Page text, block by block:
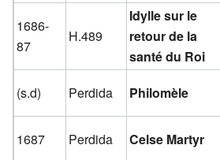
1686-
87
H.489
Idylle sur le
retour de la
santé du Roi
(s.d) Perdida Philomèle
1687
Perdida Celse Martyr